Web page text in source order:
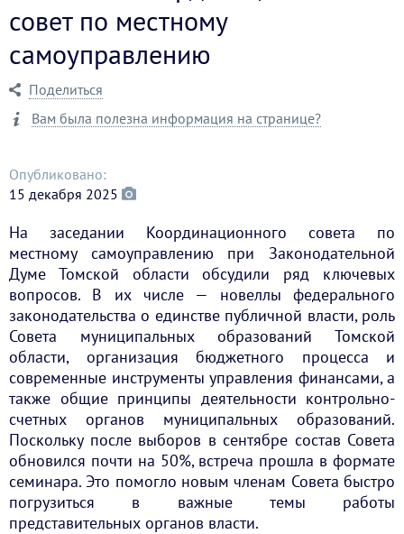
совет по местному
самоуправлению
Поделиться
Вам была полезна информация на странице?
Опубликовано:
15 декабря 2025
На заседании Координационного совета по
местному самоуправлению при Законодательной
Думе Томской области обсудили ряд ключевых
вопросов. В их числе — новеллы федерального
законодательства о единстве публичной власти, роль
Совета муниципальных образований Томской
области, организация бюджетного процесса и
современные инструменты управления финансами, а
также общие принципы деятельности контрольно-
счетных органов муниципальных образований.
Поскольку после выборов в сентябре состав Совета
обновился почти на 50%, встреча прошла в формате
семинара. Это помогло новым членам Совета быстро
погрузиться в важные темы работы
представительных органов власти.